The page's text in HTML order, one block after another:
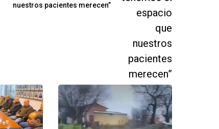
nuestros pacientes merecen”